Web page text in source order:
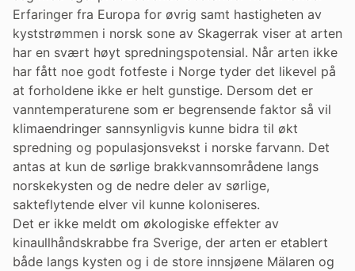
Erfaringer fra Europa for øvrig samt hastigheten av
kyststrømmen i norsk sone av Skagerrak viser at arten
har en svært høyt spredningspotensial. Når arten ikke
har fått noe godt fotfeste i Norge tyder det likevel på
at forholdene ikke er helt gunstige. Dersom det er
vanntemperaturene som er begrensende faktor så vil
klimaendringer sannsynligvis kunne bidra til økt
spredning og populasjonsvekst i norske farvann. Det
antas at kun de sørlige brakkvannsområdene langs
norskekysten og de nedre deler av sørlige,
sakteflytende elver vil kunne koloniseres.
Det er ikke meldt om økologiske effekter av
kinaullhåndskrabbe fra Sverige, der arten er etablert
både langs kysten og i de store innsjøene Mälaren og